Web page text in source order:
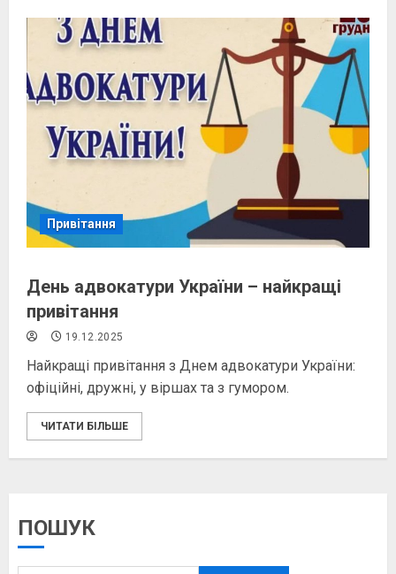
Привітання
День адвокатури України – найкращі
привітання
19.12.2025
Найкращі привітання з Днем адвокатури України:
офіційні, дружні, у віршах та з гумором.
ЧИТАТИ БІЛЬШЕ
ПОШУК